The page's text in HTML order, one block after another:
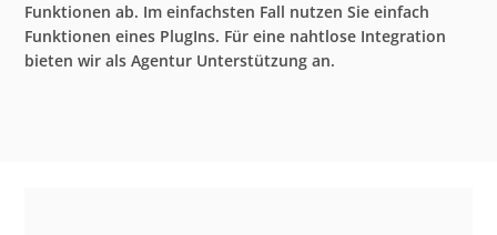
Funktionen ab. Im einfachsten Fall nutzen Sie einfach
Funktionen eines PlugIns. Für eine nahtlose Integration
bieten wir als Agentur Unterstützung an.